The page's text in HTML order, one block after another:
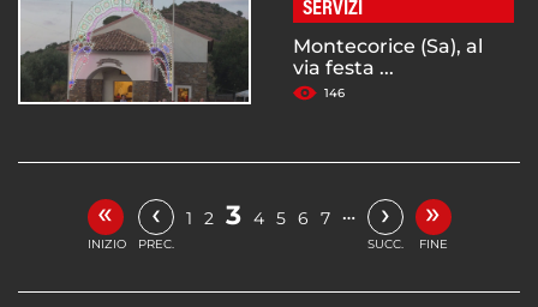
SERVIZI
Montecorice (Sa), al
via festa ...
146
«
INIZIO
‹
PREC.
1 2 3 4 5 6 7 … ›
SUCC.
»
FINE